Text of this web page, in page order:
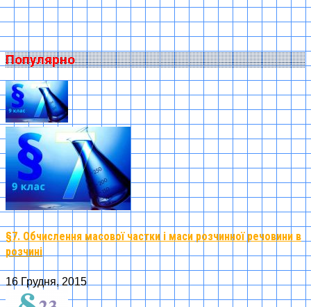
Популярно
§7. Обчислення масової частки і маси розчинної речовини в
розчині
16 Грудня, 2015